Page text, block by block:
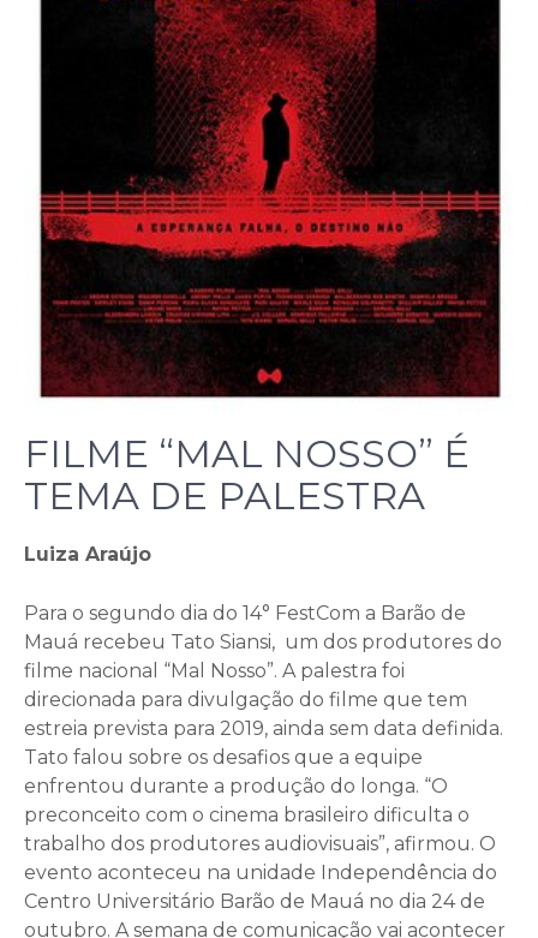
FILME “MAL NOSSO” É
TEMA DE PALESTRA
Luiza Araújo
Para o segundo dia do 14° FestCom a Barão de
Mauá recebeu Tato Siansi, um dos produtores do
filme nacional “Mal Nosso”. A palestra foi
direcionada para divulgação do filme que tem
estreia prevista para 2019, ainda sem data definida.
Tato falou sobre os desafios que a equipe
enfrentou durante a produção do longa. “O
preconceito com o cinema brasileiro dificulta o
trabalho dos produtores audiovisuais”, afirmou. O
evento aconteceu na unidade Independência do
Centro Universitário Barão de Mauá no dia 24 de
outubro. A semana de comunicação vai acontecer